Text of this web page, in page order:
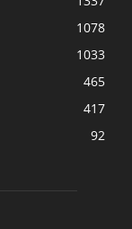
1078
1033
465
417
92